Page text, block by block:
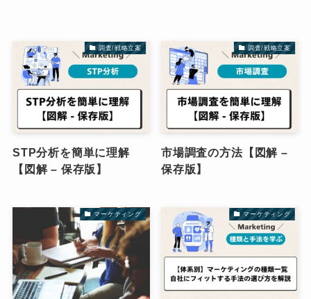
調査/戦略立案
STP分析を簡単に理解
【図解 – 保存版】
調査/戦略立案
市場調査の方法【図解 –
保存版】
マーケティング マーケティング